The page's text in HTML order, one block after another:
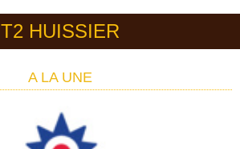
T2 HUISSIER
A LA UNE